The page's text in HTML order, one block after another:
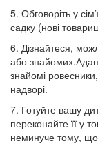
5. Обговоріть у
садку (нові
6. Дізнайтеся,
або
знайомі
надворі.
7. Готуйте вашу
переконайте її у
неминуче тому,